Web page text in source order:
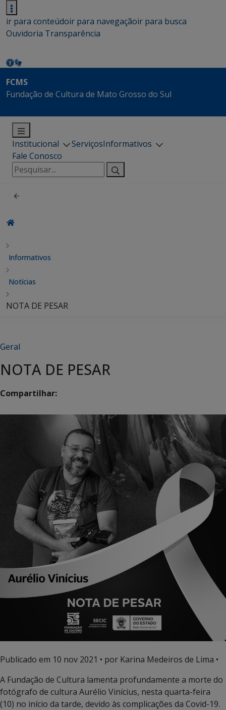
ir para conteúdoir para navegaçãoir para busca
Ouvidoria Transparência
FCMS
Fundação de Cultura de Mato Grosso do Sul
Institucional ServiçosInformativos
Fale Conosco
Pesquisar
por:
Informativos
Notícias
NOTA DE PESAR
Geral
NOTA DE PESAR
Compartilhar:
Publicado em 10 nov 2021 • por Karina Medeiros de Lima •
A Fundação de Cultura lamenta profundamente a morte do
fotógrafo de cultura Aurélio Vinícius, nesta quarta-feira
(10) no início da tarde, devido às complicações da Covid-19.